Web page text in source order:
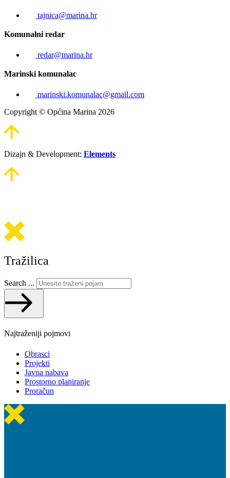
tajnica@marina.hr
Komunalni redar
redar@marina.hr
Marinski komunalac
marinski.komunalac@gmail.com
Copyright © Općina Marina 2026
Dizajn & Development: Elements
Tražilica
Search ...
Najtraženiji pojmovi
Obrasci
Projekti
Javna nabava
Prostorno planiranje
Proračun